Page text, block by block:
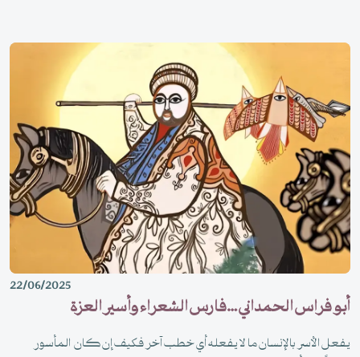
22/06/2025
أبو فراس الحمداني …فارس الشعراء وأسير العزة
يفعل الأسر بالإنسان ما لا يفعله أي خطب آخر فكيف إن كان المأسور